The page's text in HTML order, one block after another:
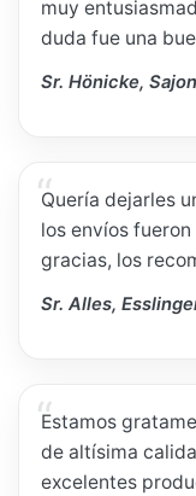
muy
duda fue una
Sr. Hönicke,
Quería dejarles
los envíos
gracias, los
Sr. Alles,
Estamos
de altísima
excelentes